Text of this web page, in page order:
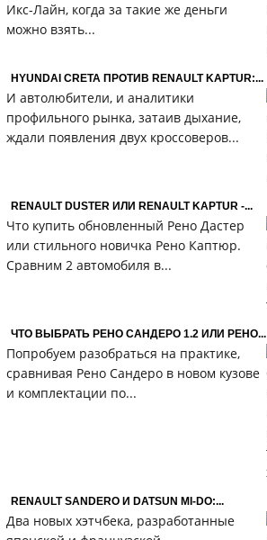
Икс-Лайн, когда за такие же деньги
можно взять...
HYUNDAI CRETA ПРОТИВ RENAULT KAPTUR:...
И автолюбители, и аналитики
профильного рынка, затаив дыхание,
ждали появления двух кроссоверов...
RENAULT DUSTER ИЛИ RENAULT KAPTUR -...
Что купить обновленный Рено Дастер
или стильного новичка Рено Каптюр.
Сравним 2 автомобиля в...
ЧТО ВЫБРАТЬ РЕНО САНДЕРО 1.2 ИЛИ РЕНО...
Попробуем разобраться на практике,
сравнивая Рено Сандеро в новом кузове
и комплектации по...
RENAULT SANDERO И DATSUN MI-DO:...
Два новых хэтчбека, разработанные